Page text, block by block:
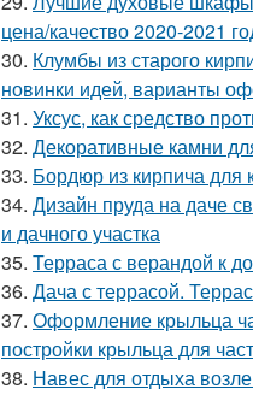
цена/качество 2020-2021
30. Клумбы из старого
новинки идей, варианты
31. Уксус, как средство
32. Декоративные камни
33. Бордюр из кирпича для
34. Дизайн пруда на даче
и дачного участка
35. Терраса с верандой к
36. Дача с террасой.
37. Оформление крыльца
постройки крыльца для
38. Навес для отдыха